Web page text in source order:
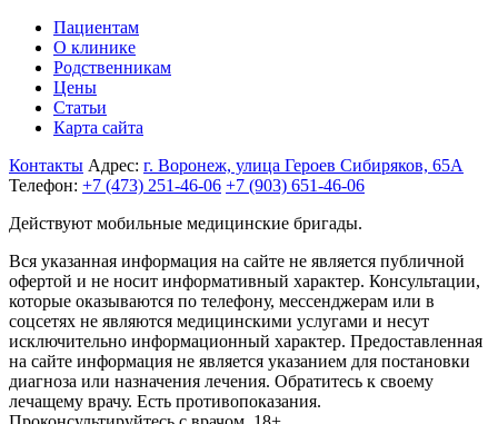
Пациентам
О клинике
Родственникам
Цены
Статьи
Карта сайта
Контакты Адрес: г. Воронеж, улица Героев Сибиряков, 65А
Телефон: +7 (473) 251-46-06 +7 (903) 651-46-06
Действуют мобильные медицинские бригады.
Вся указанная информация на сайте не является публичной
офертой и не носит информативный характер. Консультации,
которые оказываются по телефону, мессенджерам или в
соцсетях не являются медицинскими услугами и несут
исключительно информационный характер. Предоставленная
на сайте информация не является указанием для постановки
диагноза или назначения лечения. Обратитесь к своему
лечащему врачу. Есть противопоказания.